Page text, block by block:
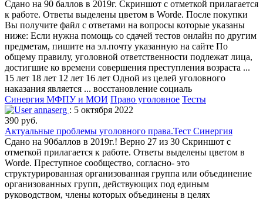
Сдано на 90 баллов в 2019г. Скриншот с отметкой прилагается
к работе. Ответы выделены цветом в Worde. После покупки
Вы получите файл с ответами на вопросы которые указаны
ниже: Если нужна помощь со сдачей тестов онлайн по другим
предметам, пишите на эл.почту указанную на сайте По
общему правилу, уголовной ответственности подлежат лица,
достигшие ко времени совершения преступления возраста ...
15 лет 18 лет 12 лет 16 лет Одной из целей уголовного
наказания является ... восстановление социаль
Синергия МФПУ и МОИ Право уголовное Тесты
annaserg : 5 октября 2022
390 руб.
Актуальные проблемы уголовного права.Тест Синергия
Сдано на 90баллов в 2019г.! Верно 27 из 30 Скриншот с
отметкой прилагается к работе. Ответы выделены цветом в
Worde. Преступное сообщество, согласно- это
структурированная организованная группа или объединение
организованных групп, действующих под единым
руководством, члены которых объединены в целях